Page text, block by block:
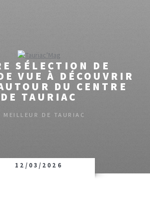
SÉLECTION DE
VUE À DÉCOUVRIR
DU CENTRE
DE TAURIAC
MEILLEUR DE TAURIAC
12/03/2026